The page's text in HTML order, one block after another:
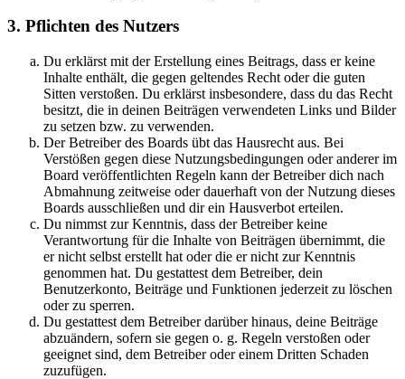
3. Pflichten des Nutzers
Du erklärst mit der Erstellung eines Beitrags, dass er keine
Inhalte enthält, die gegen geltendes Recht oder die guten
Sitten verstoßen. Du erklärst insbesondere, dass du das Recht
besitzt, die in deinen Beiträgen verwendeten Links und Bilder
zu setzen bzw. zu verwenden.
Der Betreiber des Boards übt das Hausrecht aus. Bei
Verstößen gegen diese Nutzungsbedingungen oder anderer im
Board veröffentlichten Regeln kann der Betreiber dich nach
Abmahnung zeitweise oder dauerhaft von der Nutzung dieses
Boards ausschließen und dir ein Hausverbot erteilen.
Du nimmst zur Kenntnis, dass der Betreiber keine
Verantwortung für die Inhalte von Beiträgen übernimmt, die
er nicht selbst erstellt hat oder die er nicht zur Kenntnis
genommen hat. Du gestattest dem Betreiber, dein
Benutzerkonto, Beiträge und Funktionen jederzeit zu löschen
oder zu sperren.
Du gestattest dem Betreiber darüber hinaus, deine Beiträge
abzuändern, sofern sie gegen o. g. Regeln verstoßen oder
geeignet sind, dem Betreiber oder einem Dritten Schaden
zuzufügen.